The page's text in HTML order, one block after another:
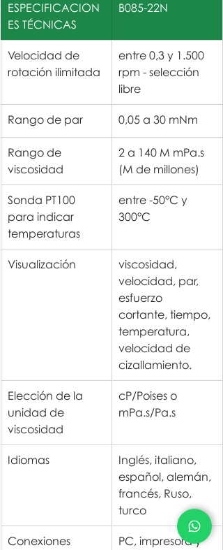
ESPECIFICACION
ES TÉCNICAS
B085-22N
Velocidad de
rotación ilimitada
entre 0,3 y 1.500
rpm - selección
libre
Rango de par 0,05 a 30 mNm
Rango de
viscosidad
2 a 140 M mPa.s
(M de millones)
Sonda PT100
para indicar
temperaturas
entre -50°C y
300°C
Visualización
viscosidad,
velocidad, par,
esfuerzo
cortante, tiempo,
temperatura,
velocidad de
cizallamiento.
Elección de la
unidad de
viscosidad
cP/Poises o
mPa.s/Pa.s
Idiomas
Inglés, italiano,
español, alemán,
francés, Ruso,
turco
Conexiones
PC, impresora y